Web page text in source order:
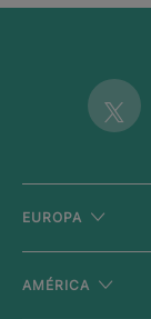
Twitter
EUROPA
AMÉRICA